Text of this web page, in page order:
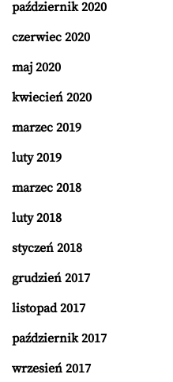
październik 2020
czerwiec 2020
maj 2020
kwiecień 2020
marzec 2019
luty 2019
marzec 2018
luty 2018
styczeń 2018
grudzień 2017
listopad 2017
październik 2017
wrzesień 2017